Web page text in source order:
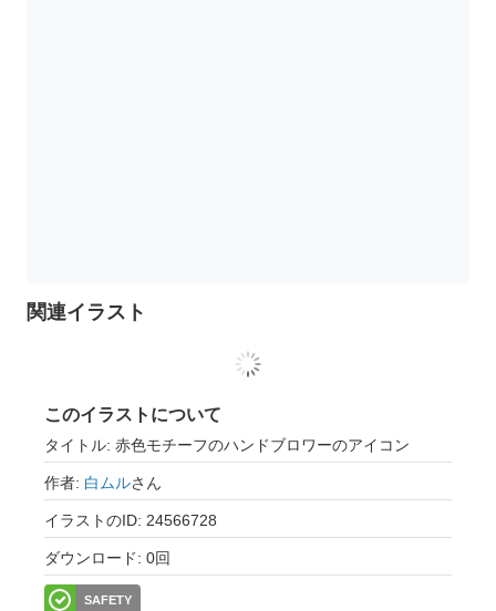
関連イラスト
このイラストについて
タイトル: 赤色モチーフのハンドブロワーのアイコン
作者: 白ムルさん
イラストのID: 24566728
ダウンロード: 0回
SAFETY